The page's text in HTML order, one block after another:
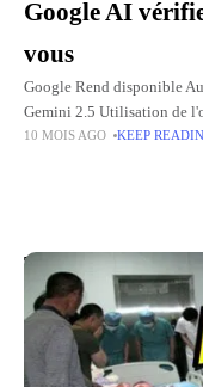
Google AI
vous
Google Rend disponible
Gemini 2.5 Utilisation de
des agents d'IA capables
10 MOIS AGO KEEP
Top Picks for You